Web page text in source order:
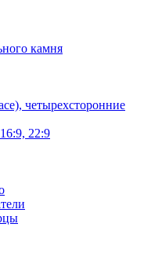
камня
четырехсторонние
22:9